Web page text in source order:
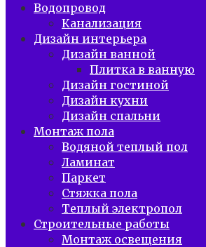
Водопровод
Канализация
Дизайн интерьера
Дизайн ванной
Плитка в ванную
Дизайн гостиной
Дизайн кухни
Дизайн спальни
Монтаж пола
Водяной теплый пол
Ламинат
Паркет
Стяжка пола
Теплый электропол
Строительные работы
Монтаж освещения